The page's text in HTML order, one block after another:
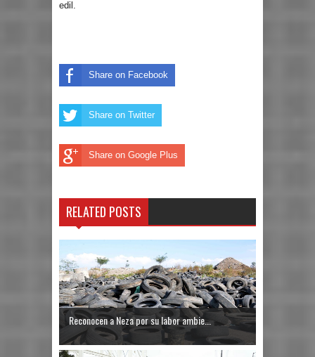
edil.
Share on Facebook
Share on Twitter
Share on Google Plus
RELATED POSTS
Reconocen a Neza por su labor ambie...